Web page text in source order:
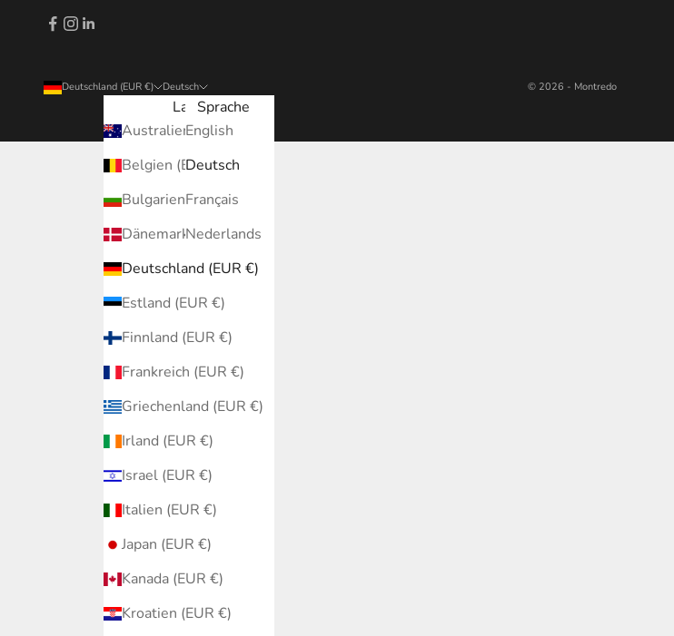
Deutschland (EUR €)
Land
Australien (EUR €)
Belgien (EUR €)
Bulgarien (EUR €)
Dänemark (EUR €)
Deutschland (EUR €)
Estland (EUR €)
Finnland (EUR €)
Frankreich (EUR €)
Griechenland (EUR €)
Irland (EUR €)
Israel (EUR €)
Italien (EUR €)
Japan (EUR €)
Kanada (EUR €)
Kroatien (EUR €)
Deutsch
Sprache
English
Deutsch
Français
Nederlands
© 2026 - Montredo